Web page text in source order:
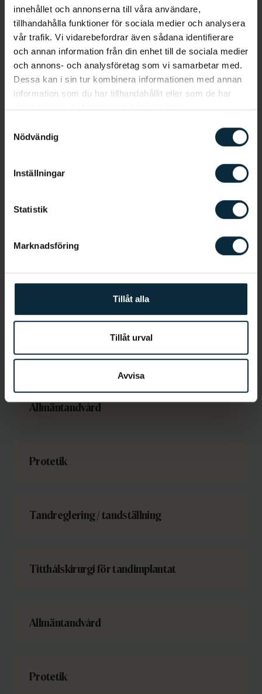
innehållet och annonserna till våra användare,
tillhandahålla funktioner för sociala medier och analysera
vår trafik. Vi vidarebefordrar även sådana identifierare
och annan information från din enhet till de sociala medier
och annons- och analysföretag som vi samarbetar med.
Dessa kan i sin tur kombinera informationen med annan
information som du har tillhandahållit eller som de har
samlat in när du har använt deras tjänster.
Nödvändig
Inställningar
Statistik
Marknadsföring
Tillåt alla
Tillåt urval
Avvisa
Tandreglering / tandställning
Titthålskirurgi för tandimplantat
Protetik
Tandreglering / tandställning
Titthålskirurgi för tandimplantat
Allmäntandvård
Protetik
Tandreglering / tandställning
Titthålskirurgi för tandimplantat
Allmäntandvård
Protetik